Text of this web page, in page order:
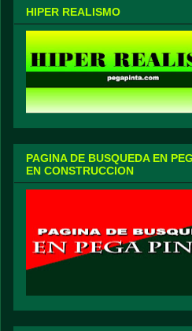
HIPER REALISMO
PAGINA DE BUSQUEDA EN
EN CONSTRUCCION